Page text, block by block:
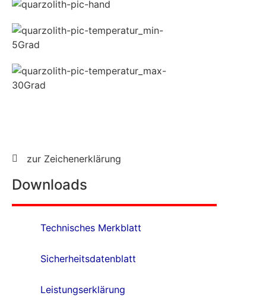
zur Zeichenerklärung
Downloads
Technisches Merkblatt
Sicherheitsdatenblatt
Leistungserklärung